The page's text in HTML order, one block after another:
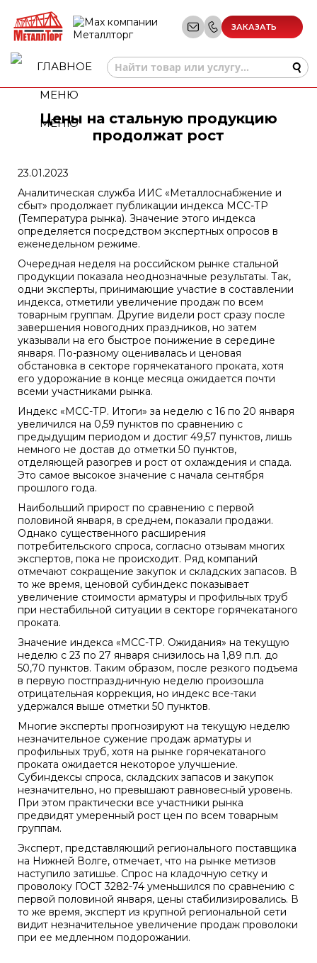
ЗАКАЗАТЬ
МЕНЮ
Цены на стальную продукцию
продолжат рост
23.01.2023
Аналитическая служба ИИС «Металлоснабжение и
сбыт» продолжает публикации индекса МСС-ТР
(Температура рынка). Значение этого индекса
определяется посредством экспертных опросов в
еженедельном режиме.
Очередная неделя на российском рынке стальной
продукции показала неоднозначные результаты. Так,
одни эксперты, принимающие участие в составлении
индекса, отметили увеличение продаж по всем
товарным группам. Другие видели рост сразу после
завершения новогодних праздников, но затем
указывали на его быстрое понижение в середине
января. По-разному оценивалась и ценовая
обстановка в секторе горячекатаного проката, хотя
его удорожание в конце месяца ожидается почти
всеми участниками рынка.
Индекс «МСС-ТР. Итоги» за неделю с 16 по 20 января
увеличился на 0,59 пунктов по сравнению с
предыдущим периодом и достиг 49,57 пунктов, лишь
немного не достав до отметки 50 пунктов,
отделяющей разогрев и рост от охлаждения и спада.
Это самое высокое значение с начала сентября
прошлого года.
Наибольший прирост по сравнению с первой
половиной января, в среднем, показали продажи.
Однако существенного расширения
потребительского спроса, согласно отзывам многих
экспертов, пока не происходит. Ряд компаний
отмечают сокращение закупок и складских запасов. В
то же время, ценовой субиндекс показывает
увеличение стоимости арматуры и профильных труб
при нестабильной ситуации в секторе горячекатаного
проката.
Значение индекса «МСС-ТР. Ожидания» на текущую
неделю с 23 по 27 января снизилось на 1,89 п.п. до
50,70 пунктов. Таким образом, после резкого подъема
в первую постпраздничную неделю произошла
отрицательная коррекция, но индекс все-таки
удержался выше отметки 50 пунктов.
Многие эксперты прогнозируют на текущую неделю
незначительное сужение продаж арматуры и
профильных труб, хотя на рынке горячекатаного
проката ожидается некоторое улучшение.
Субиндексы спроса, складских запасов и закупок
незначительно, но превышают равновесный уровень.
При этом практически все участники рынка
предвидят умеренный рост цен по всем товарным
группам.
Эксперт, представляющий регионального поставщика
на Нижней Волге, отмечает, что на рынке метизов
наступило затишье. Спрос на кладочную сетку и
проволоку ГОСТ 3282-74 уменьшился по сравнению с
первой половиной января, цены стабилизировались. В
то же время, эксперт из крупной региональной сети
видит незначительное увеличение продаж проволоки
при ее медленном подорожании.